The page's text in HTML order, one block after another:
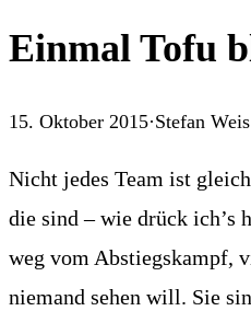
Einmal Tofu
15. Oktober 2015·Stefan Weis
Nicht jedes Team ist
die sind – wie drück ich’s
weg vom Abstiegskampf,
niemand sehen will. Sie